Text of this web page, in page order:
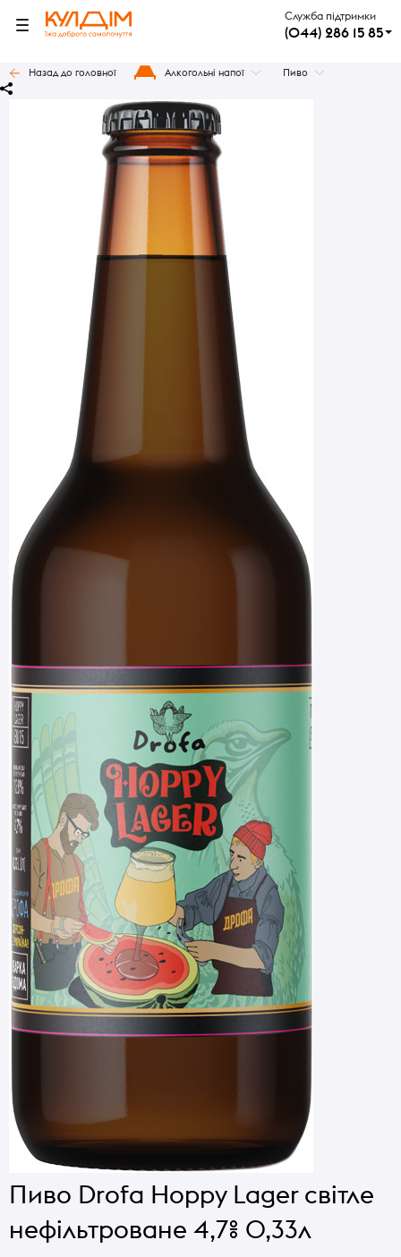
Служба підтримки
(044) 286 15 85
Назад до головної Алкогольні напої Пиво
Пиво Drofa Hoppy Lager світле
нефільтроване 4,7% 0,33л